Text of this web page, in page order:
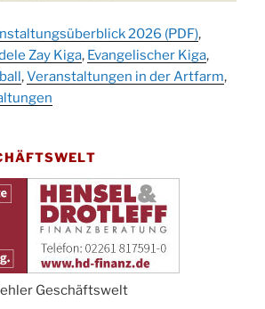
um 14:00 Uhr
im Stadtteilhaus
im Ev. Gemeindehaus von 10-
Andacht um 18:00 Uhr in der
Gottesdienst in der Kirche
2026 (PDF),
Zay Kiga, Evangelischer Kiga,
,Veranstaltungen in der Artfarm,
Geschäftswelt